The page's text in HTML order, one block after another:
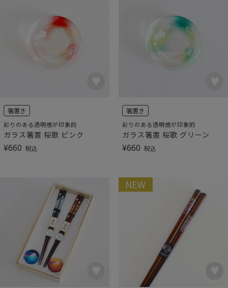
箸置き
彩りのある透明感が印象的
ガラス箸置 桜歌 ピンク
¥660 税込
箸置き
彩りのある透明感が印象的
ガラス箸置 桜歌 グリーン
¥660 税込
NEW